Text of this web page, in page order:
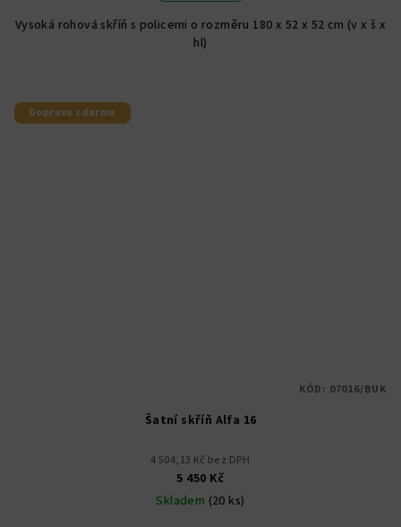
z
5
Vysoká rohová skříň s policemi o rozměru 180 x 52 x 52 cm (v x š x
hl)
Doprava zdarma
Šatní skříň Alfa 16
4 504,13 Kč bez DPH
5 450 Kč
Skladem (20 ks)
KÓD: 07016/BUK